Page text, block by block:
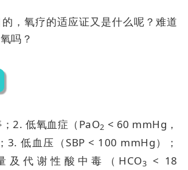
，氧疗的适应证又是什么呢？难道
吗？
2. 低氧血症（PaO2 < 60 mmHg，
3. 低血压（SBP < 100 mmHg）；
及代谢性酸中毒（HCO3
< 18